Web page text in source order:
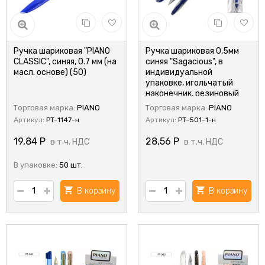
Ручка шариковая "PIANO
CLASSIC", синяя, 0.7 мм (на
масл. основе) (50)
Торговая марка: PIANO
Артикул: PT-1147-н
19,84 Р в т.ч. НДС
В упаковке: 50 шт.
В корзину
Ручка шариковая 0,5мм
синяя "Sagacious", в
индивидуальной
упаковке, игольчатый
наконечник, резиновый
держатель, Piano/PT-
501-1 (50)
Торговая марка: PIANO
Артикул: PT-501-1-н
28,56 Р в т.ч. НДС
В корзину